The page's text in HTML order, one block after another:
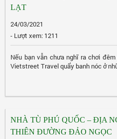
LẠT
24/03/2021
- Lượt xem: 1211
Nếu bạn vẫn chưa nghĩ ra chơi
Vietstreet Travel quẩy banh nóc ở
NHÀ TÙ PHÚ QUỐC – ĐỊA
THIÊN ĐƯỜNG ĐẢO NGỌC